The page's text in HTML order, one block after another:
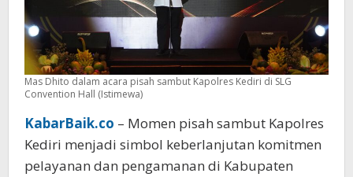
Mas Dhito dalam acara pisah sambut Kapolres Kediri di SLG
Convention Hall (Istimewa)
KabarBaik.co – Momen pisah sambut Kapolres
Kediri menjadi simbol keberlanjutan komitmen
pelayanan dan pengamanan di Kabupaten